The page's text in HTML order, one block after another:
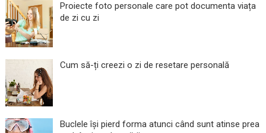
Proiecte foto personale care pot documenta viața
de zi cu zi
Cum să-ți creezi o zi de resetare personală
Buclele își pierd forma atunci când sunt atinse prea